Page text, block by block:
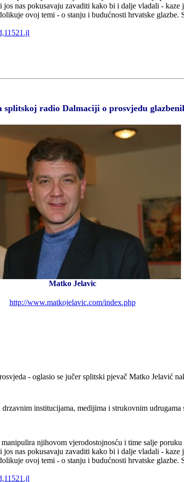
nas pokusavaju zavaditi kako bi i dalje vladali -
ovoj temi - o stanju i budućnosti hrvatske
splitskoj radio Dalmaciji o prosvjedu
Matko Jelavic
http://www.matkojelavic.com/index.php
- oglasio se jučer splitski pjevač Matko Jelavić
institucijama, medijima i strukovnim udrugama
njihovom vjerodostojnosću i time salje
nas pokusavaju zavaditi kako bi i dalje vladali -
ovoj temi - o stanju i budućnosti hrvatske